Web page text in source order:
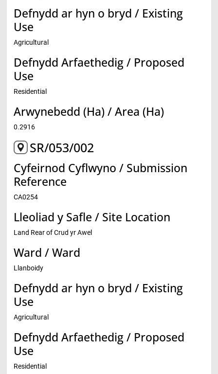
Defnydd ar hyn o bryd / Existing
Use
Agricultural
Defnydd Arfaethedig / Proposed
Use
Residential
Arwynebedd (Ha) / Area (Ha)
0.2916
SR/053/002
Cyfeirnod Cyflwyno / Submission
Reference
CA0254
Lleoliad y Safle / Site Location
Land Rear of Crud yr Awel
Ward / Ward
Llanboidy
Defnydd ar hyn o bryd / Existing
Use
Agricultural
Defnydd Arfaethedig / Proposed
Use
Residential